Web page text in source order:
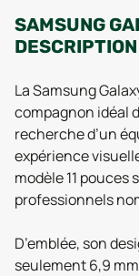
SAMSUNG
DESCRIPTION
La Samsung
compagnon idéal
recherche d’un
expérience
modèle 11 pouces
professionnels
D’emblée, son
seulement 6,9